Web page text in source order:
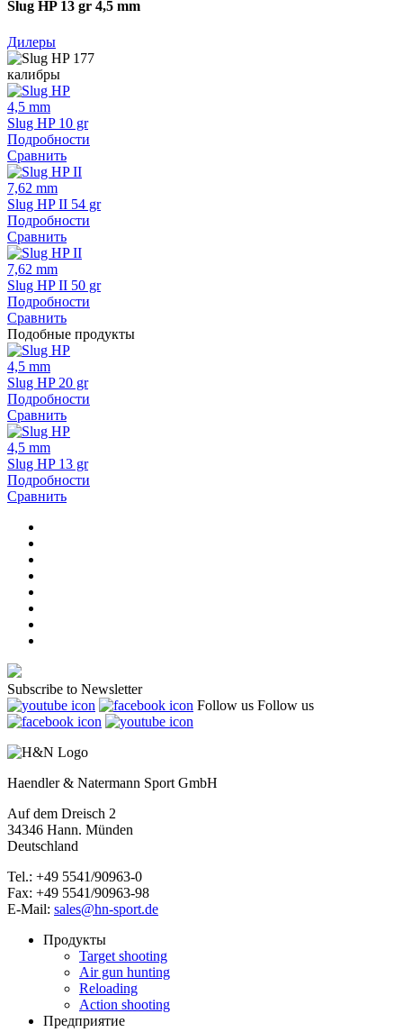
Slug HP 13 gr 4,5 mm
Дилеры
калибры
4,5 mm
Slug HP 10 gr
Подробности
Сравнить
7,62 mm
Slug HP II 54 gr
Подробности
Сравнить
7,62 mm
Slug HP II 50 gr
Подробности
Сравнить
Подобные продукты
4,5 mm
Slug HP 20 gr
Подробности
Сравнить
4,5 mm
Slug HP 13 gr
Подробности
Сравнить
Subscribe to Newsletter
Follow us Follow us
Haendler & Natermann Sport GmbH
Auf dem Dreisch 2
34346 Hann. Münden
Deutschland
Tel.: +49 5541/90963-0
Fax: +49 5541/90963-98
E-Mail: sales@hn-sport.de
Продукты
Target shooting
Air gun hunting
Reloading
Action shooting
Предприятие